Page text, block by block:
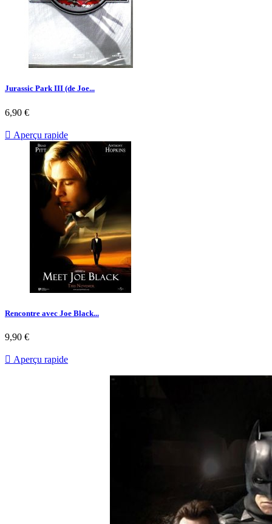
Jurassic Park III (de Joe...
Prix
6,90 €
 Aperçu rapide
Rencontre avec Joe Black...
Prix
9,90 €
 Aperçu rapide